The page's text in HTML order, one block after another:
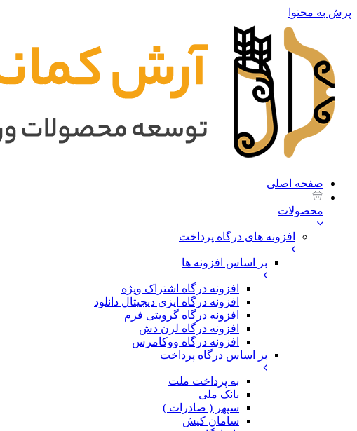
پرش به محتوا
صفحه اصلی
محصولات
افزونه های درگاه پرداخت
بر اساس افزونه ها
افزونه درگاه اشتراک ویژه
افزونه درگاه ایزی دیجیتال دانلود
افزونه درگاه گرویتی فرم
افزونه درگاه لرن دش
افزونه درگاه ووکامرس
بر اساس درگاه پرداخت
به پرداخت ملت
بانک ملی
سپهر ( صادرات )
سامان کیش